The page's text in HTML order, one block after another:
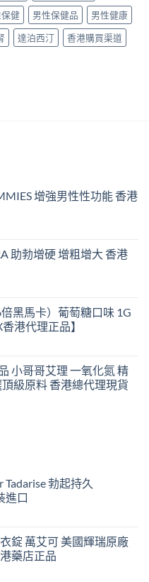
健 男性保健品
男性健康
達泊西汀 香港購買渠道
增強男性性功能 香港
助勃增硬 增粗增大 香港
黑馬卡）葡萄糖口味 1G
港代理正品】
小哥哥艾理 一氧化氮 精
級原料 香港總代理現貨
勃起持久
進口
錠 萬艾可 美國輝瑞原廠
藥店正品